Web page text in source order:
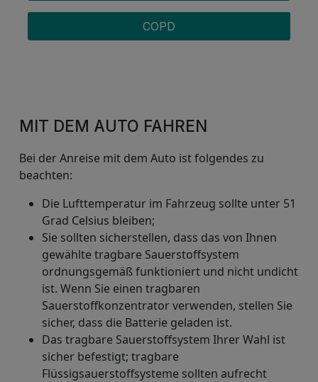
COPD
MIT DEM AUTO FAHREN
Bei der Anreise mit dem Auto ist folgendes zu
beachten:
Die Lufttemperatur im Fahrzeug sollte unter 51
Grad Celsius bleiben;
Sie sollten sicherstellen, dass das von Ihnen
gewählte tragbare Sauerstoffsystem
ordnungsgemäß funktioniert und nicht undicht
ist. Wenn Sie einen tragbaren
Sauerstoffkonzentrator verwenden, stellen Sie
sicher, dass die Batterie geladen ist.
Das tragbare Sauerstoffsystem Ihrer Wahl ist
sicher befestigt; tragbare
Flüssigsauerstoffsysteme sollten aufrecht